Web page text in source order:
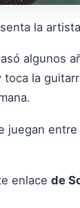
la
algunos
la
juegan
enlace de